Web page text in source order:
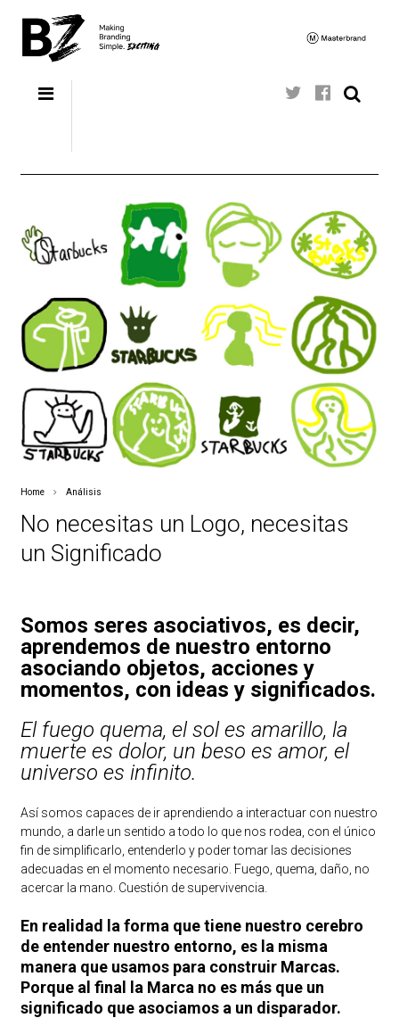
Home Análisis
No necesitas un Logo, necesitas
un Significado
Somos seres asociativos, es decir,
aprendemos de nuestro entorno
asociando objetos, acciones y
momentos, con ideas y significados.
El fuego quema, el sol es amarillo, la
muerte es dolor, un beso es amor, el
universo es infinito.
Así somos capaces de ir aprendiendo a interactuar con nuestro
mundo, a darle un sentido a todo lo que nos rodea, con el único
fin de simplificarlo, entenderlo y poder tomar las decisiones
adecuadas en el momento necesario. Fuego, quema, daño, no
acercar la mano. Cuestión de supervivencia.
En realidad la forma que tiene nuestro cerebro
de entender nuestro entorno, es la misma
manera que usamos para construir Marcas.
Porque al final la Marca no es más que un
significado que asociamos a un disparador.